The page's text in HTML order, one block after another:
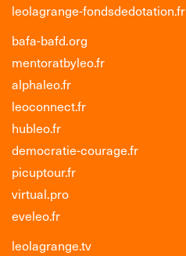
leolagrange-fondsdedotation.fr
bafa-bafd.org
mentoratbyleo.fr
alphaleo.fr
leoconnect.fr
hubleo.fr
democratie-courage.fr
picuptour.fr
virtual.pro
eveleo.fr
leolagrange.tv